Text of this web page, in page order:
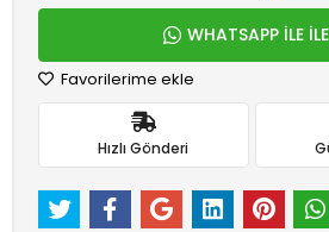
WHATSAPP İLE
Favorilerime ekle
Hızlı Gönderi